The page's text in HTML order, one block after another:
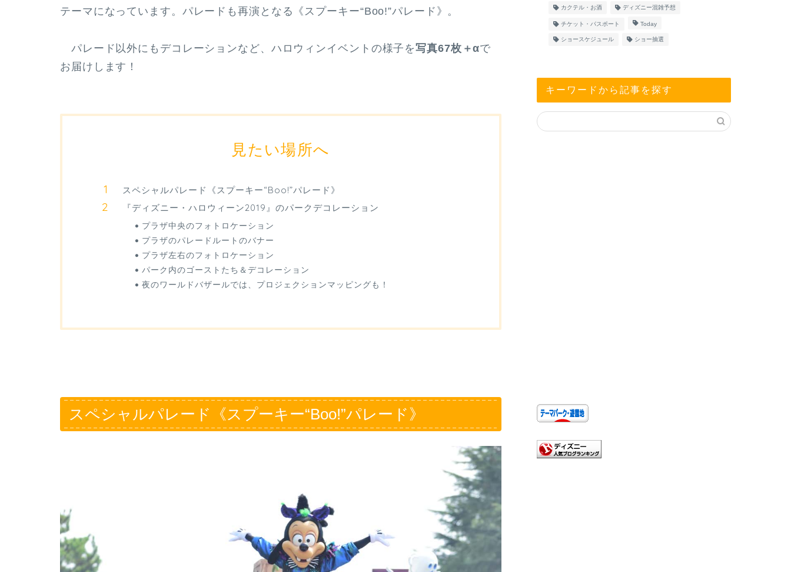
テーマになっています。パレードも再演となる《スプーキー“Boo!”パレード》。
パレード以外にもデコレーションなど、ハロウィンイベントの様子を写真67枚＋αで
お届けします！
見たい場所へ
スペシャルパレード《スプーキー“Boo!”パレード》
『ディズニー・ハロウィーン2019』のパークデコレーション
プラザ中央のフォトロケーション
プラザのパレードルートのバナー
プラザ左右のフォトロケーション
パーク内のゴーストたち＆デコレーション
夜のワールドバザールでは、プロジェクションマッピングも！
スペシャルパレード《スプーキー“Boo!”パレード》
カクテル・お酒 ディズニー混雑予想
チケット・パスポート Today
ショースケジュール ショー抽選
キーワードから記事を探す